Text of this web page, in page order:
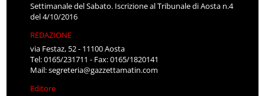
Settimanale del Sabato. Iscrizione al Tribunale di Aosta n.4
del 4/10/2016
REDAZIONE
via Festaz, 52 - 11100 Aosta
Tel: 0165/231711 - Fax: 0165/1820141
Mail:segreteria@gazzettamatin.com
Editore